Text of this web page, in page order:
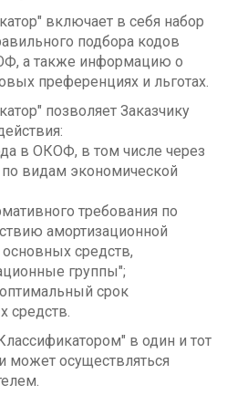
включает в себя набор
подбора кодов
а также информацию о
преференциях и льготах.
позволяет Заказчику
в ОКОФ, в том числе через
видам экономической
требования по
амортизационной
средств,
группы";
срок
средств.
в один и тот
осуществляться